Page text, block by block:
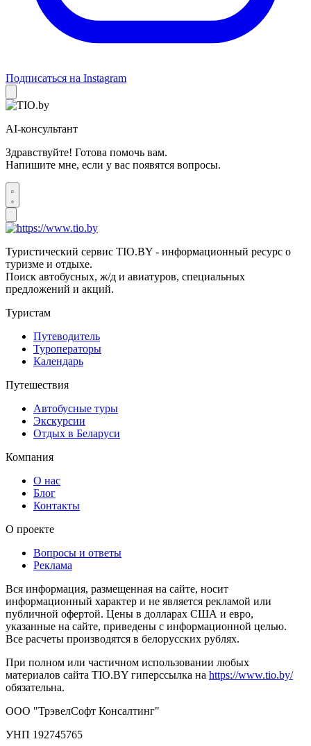
Подписаться на Instagram
AI-консультант
Здравствуйте! Готова помочь вам.
Напишите мне, если у вас появятся вопросы.
Туристический сервис TIO.BY - информационный ресурс о
туризме и отдыхе.
Поиск автобусных, ж/д и авиатуров, специальных
предложений и акций.
Туристам
Путеводитель
Туроператоры
Календарь
Путешествия
Автобусные туры
Экскурсии
Отдых в Беларуси
Компания
О нас
Блог
Контакты
О проекте
Вопросы и ответы
Реклама
Вся информация, размещенная на сайте, носит
информационный характер и не является рекламой или
публичной офертой. Цены в долларах США и евро,
указанные на сайте, приведены с информационной целью.
Все расчеты производятся в белорусских рублях.
При полном или частичном использовании любых
материалов сайта TIO.BY гиперссылка на https://www.tio.by/
обязательна.
ООО "ТрэвелСофт Консалтинг"
УНП 192745765